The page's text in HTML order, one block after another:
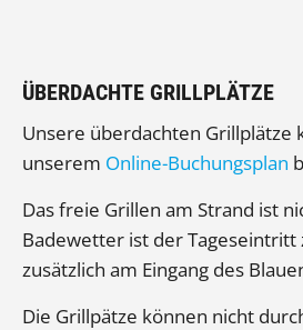
ÜBERDACHTE GRILLPLÄTZE
Unsere überdachten Grillplätze
unserem Online-Buchungsplan
Das freie Grillen am Strand ist
Badewetter ist der Tageseintritt
zusätzlich am Eingang des
Die Grillpätze können nicht